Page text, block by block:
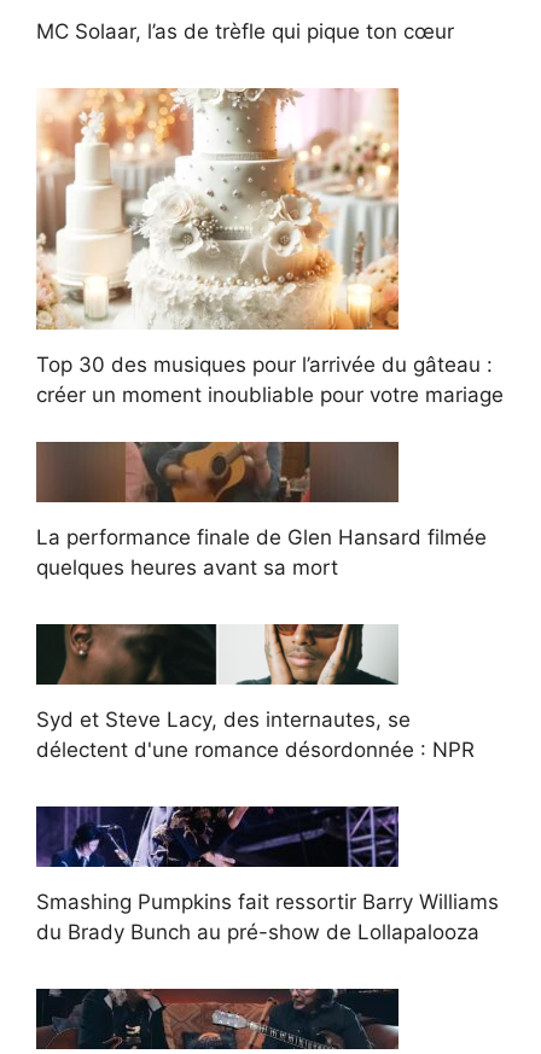
MC Solaar, l’as de trèfle qui pique ton cœur
Top 30 des musiques pour l’arrivée du gâteau :
créer un moment inoubliable pour votre mariage
La performance finale de Glen Hansard filmée
quelques heures avant sa mort
Syd et Steve Lacy, des internautes, se
délectent d'une romance désordonnée : NPR
Smashing Pumpkins fait ressortir Barry Williams
du Brady Bunch au pré-show de Lollapalooza